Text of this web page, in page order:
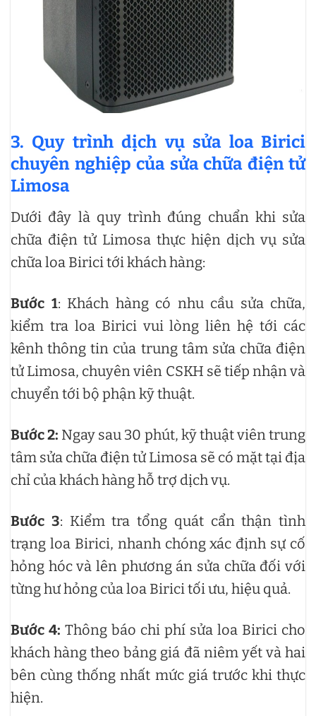
3. Quy trình dịch vụ sửa loa Birici
chuyên nghiệp của sửa chữa điện tử
Limosa
Dưới đây là quy trình đúng chuẩn khi sửa
chữa điện tử Limosa thực hiện dịch vụ sửa
chữa loa Birici tới khách hàng:
Bước 1: Khách hàng có nhu cầu sửa chữa,
kiểm tra loa Birici vui lòng liên hệ tới các
kênh thông tin của trung tâm sửa chữa điện
tử Limosa, chuyên viên CSKH sẽ tiếp nhận và
chuyển tới bộ phận kỹ thuật.
Bước 2: Ngay sau 30 phút, kỹ thuật viên trung
tâm sửa chữa điện tử Limosa sẽ có mặt tại địa
chỉ của khách hàng hỗ trợ dịch vụ.
Bước 3: Kiểm tra tổng quát cẩn thận tình
trạng loa Birici, nhanh chóng xác định sự cố
hỏng hóc và lên phương án sửa chữa đối với
từng hư hỏng của loa Birici tối ưu, hiệu quả.
Bước 4: Thông báo chi phí sửa loa Birici cho
khách hàng theo bảng giá đã niêm yết và hai
bên cùng thống nhất mức giá trước khi thực
hiện.